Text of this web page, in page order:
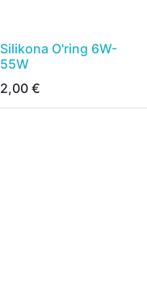
Silikona O'ring 6W-
55W
2,00 €